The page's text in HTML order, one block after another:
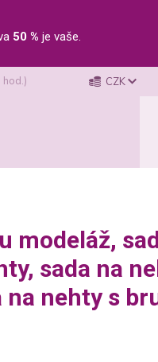
50 % je vaše.
CZK
hod.)
modeláž,
sada na
na nehty s